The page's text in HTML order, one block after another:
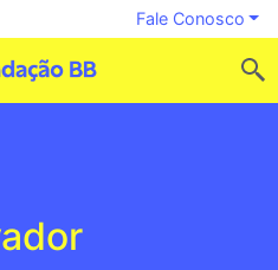
Fale Conosco